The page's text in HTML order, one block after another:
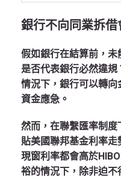
銀行不向同業拆借
假如銀行在結算前，未
是否代表銀行必然違規
情況下，銀行可以轉向
資金應急。
然而，在聯繫匯率制
貼美國聯邦基金利率
現窗利率都會高於
裕的情況下，除非迫